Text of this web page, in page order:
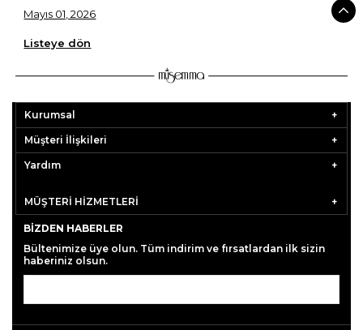
Mayıs 01, 2026
Listeye dön
Kurumsal
Müşteri İlişkileri
Yardım
MÜŞTERİ HİZMETLERİ
BIZDEN HABERLER
Bültenimize üye olun. Tüm indirim ve fırsatlardan ilk sizin
haberiniz olsun.